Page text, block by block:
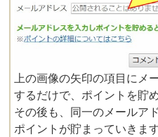
上の画像の矢印の項目にメ
するだけで、ポイントを貯
その後も、同一のメールア
ポイントが貯まっていきます